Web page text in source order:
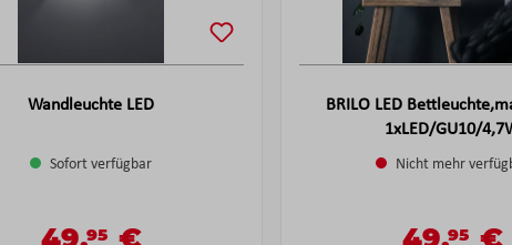
Wandleuchte LED
Sofort verfügbar
Regulärer Preis:
Verkaufspreis:
95
BRILO LED
1xLED/GU10/
Nicht mehr
Regulärer
95